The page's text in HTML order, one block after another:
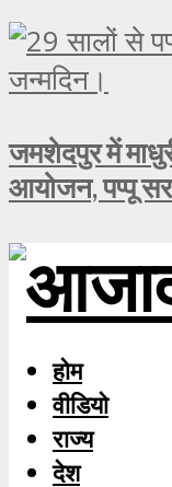
जमशेदपुर में
आयोजन, पप्पू
होम
वीडियो
राज्य
देश